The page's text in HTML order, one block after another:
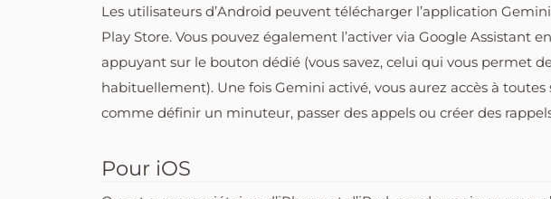
Les utilisateurs d’Android peuvent télécharger l’application
Play Store. Vous pouvez également l’activer via Google Assistant
appuyant sur le bouton dédié (vous savez, celui qui vous permet
habituellement). Une fois Gemini activé, vous aurez accès à toutes
comme définir un minuteur, passer des appels ou créer des
Pour iOS